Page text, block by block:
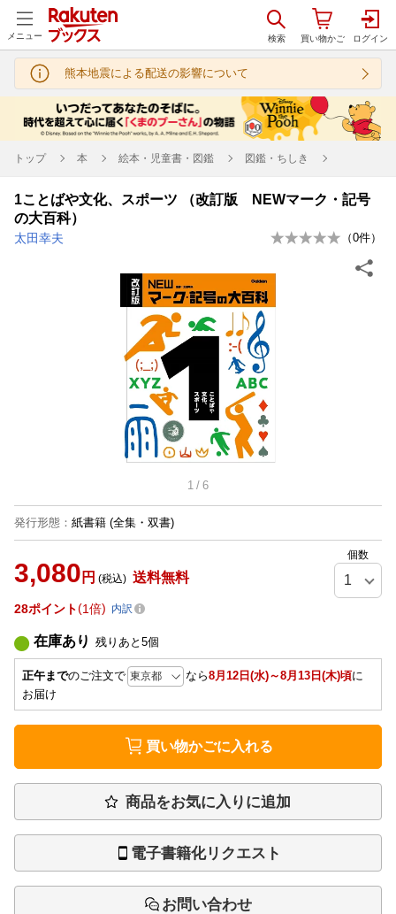
メニュー
熊本地震による配送の影響について
トップ 本 絵本・児童書・図鑑 図鑑・ちしき
1ことばや文化、スポーツ （改訂版 NEWマーク・記号
の大百科）
太田幸夫 （0件）
1 / 6
発行形態 ： 紙書籍 (全集・双書)
3,080 円 (税込) 送料無料
個数
28ポイント 1倍 内訳
在庫あり 残りあと 5個
正午までのご注文で なら8月12日(水)～8月13日(木)頃に
お届け
買い物かごに入れる
商品をお気に入りに追加
電子書籍化リクエスト
お問い合わせ